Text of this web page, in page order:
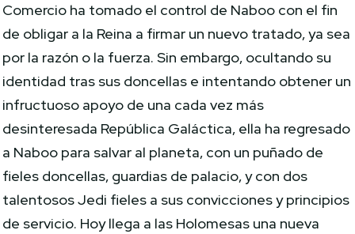
Comercio ha tomado el control de Naboo con el fin
de obligar a la Reina a firmar un nuevo tratado, ya sea
por la razón o la fuerza. Sin embargo, ocultando su
identidad tras sus doncellas e intentando obtener un
infructuoso apoyo de una cada vez más
desinteresada República Galáctica, ella ha regresado
a Naboo para salvar al planeta, con un puñado de
fieles doncellas, guardias de palacio, y con dos
talentosos Jedi fieles a sus convicciones y principios
de servicio. Hoy llega a las Holomesas una nueva